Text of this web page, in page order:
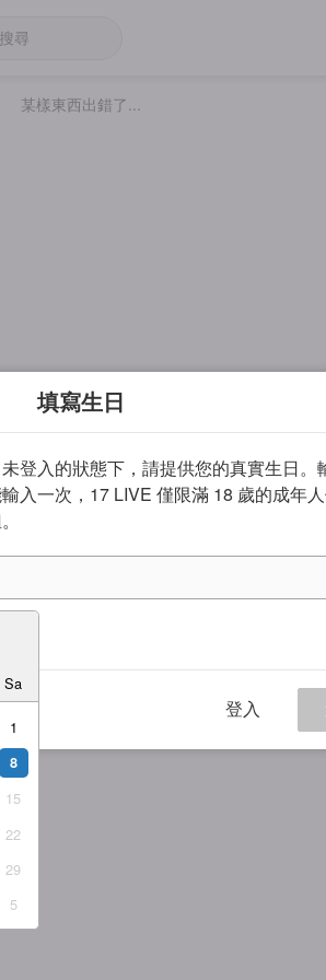
某樣東西出錯了...
填寫生日
登入的狀態下，請提供您的真實生日。
入一次，17 LIVE 僅限滿 18 歲的成年人
Sa
1
8
15
22
29
5
登入